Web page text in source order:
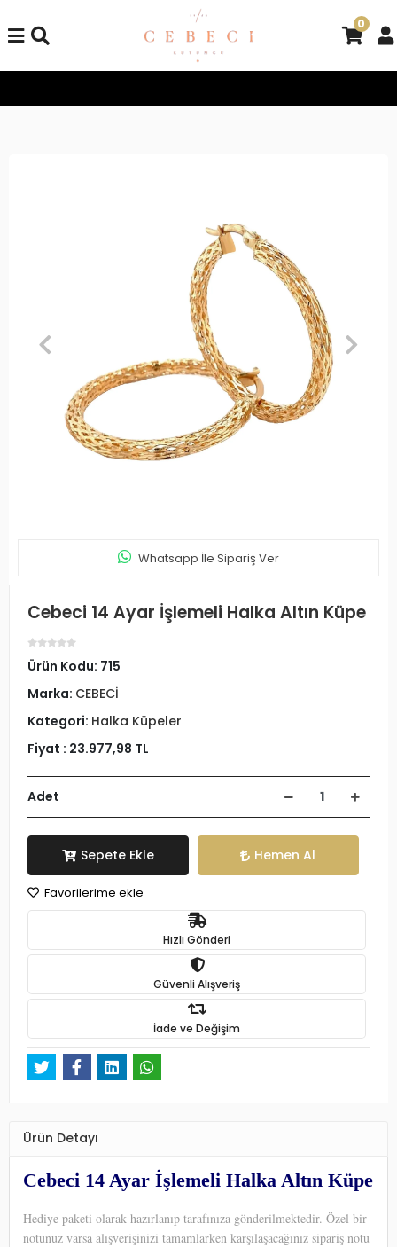
0
Whatsapp İle Sipariş Ver
Cebeci 14 Ayar İşlemeli Halka Altın Küpe
Ürün Kodu: 715
Marka: CEBECİ
Kategori: Halka Küpeler
Fiyat : 23.977,98 TL
Adet
Sepete Ekle Hemen Al
Favorilerime ekle
Hızlı Gönderi
Güvenli Alışveriş
İade ve Değişim
Ürün Detayı
Cebeci 14 Ayar İşlemeli Halka Altın Küpe
Hediye paketi olarak hazırlanıp tarafınıza gönderilmektedir. Özel bir
notunuz varsa alışverişinizi tamamlarken karşılaşacağınız sipariş notu